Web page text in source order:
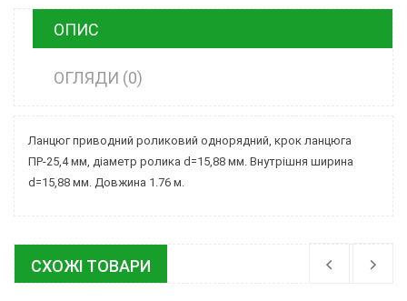
ОПИС
ОГЛЯДИ (0)
Ланцюг приводний роликовий однорядний, крок ланцюга
ПР-25,4 мм, діаметр ролика d=15,88 мм. Внутрішня ширина
d=15,88 мм. Довжина 1.76 м.
СХОЖІ ТОВАРИ